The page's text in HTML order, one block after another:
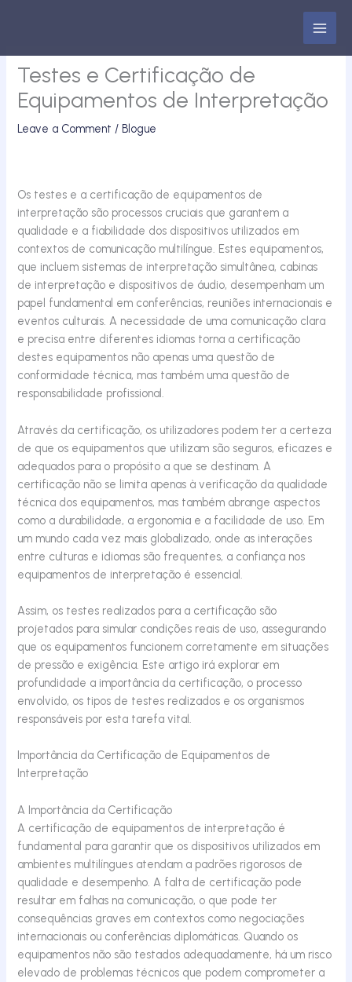
Testes e Certificação de
Equipamentos de Interpretação
Leave a Comment / Blogue
Os testes e a certificação de equipamentos de
interpretação são processos cruciais que garantem a
qualidade e a fiabilidade dos dispositivos utilizados em
contextos de comunicação multilíngue. Estes equipamentos,
que incluem sistemas de interpretação simultânea, cabinas
de interpretação e dispositivos de áudio, desempenham um
papel fundamental em conferências, reuniões internacionais e
eventos culturais. A necessidade de uma comunicação clara
e precisa entre diferentes idiomas torna a certificação
destes equipamentos não apenas uma questão de
conformidade técnica, mas também uma questão de
responsabilidade profissional.
Através da certificação, os utilizadores podem ter a certeza
de que os equipamentos que utilizam são seguros, eficazes e
adequados para o propósito a que se destinam. A
certificação não se limita apenas à verificação da qualidade
técnica dos equipamentos, mas também abrange aspectos
como a durabilidade, a ergonomia e a facilidade de uso. Em
um mundo cada vez mais globalizado, onde as interações
entre culturas e idiomas são frequentes, a confiança nos
equipamentos de interpretação é essencial.
Assim, os testes realizados para a certificação são
projetados para simular condições reais de uso, assegurando
que os equipamentos funcionem corretamente em situações
de pressão e exigência. Este artigo irá explorar em
profundidade a importância da certificação, o processo
envolvido, os tipos de testes realizados e os organismos
responsáveis por esta tarefa vital.
Importância da Certificação de Equipamentos de
Interpretação
A Importância da Certificação
A certificação de equipamentos de interpretação é
fundamental para garantir que os dispositivos utilizados em
ambientes multilíngues atendam a padrões rigorosos de
qualidade e desempenho. A falta de certificação pode
resultar em falhas na comunicação, o que pode ter
consequências graves em contextos como negociações
internacionais ou conferências diplomáticas. Quando os
equipamentos não são testados adequadamente, há um risco
elevado de problemas técnicos que podem comprometer a